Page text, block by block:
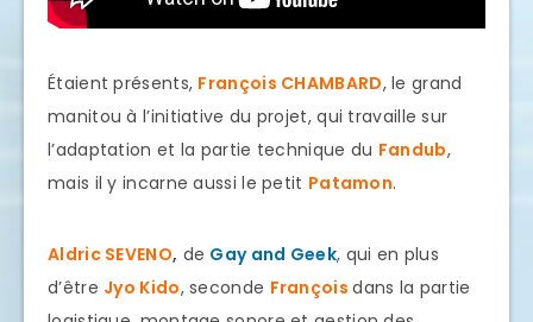
Étaient présents, François CHAMBARD, le grand
manitou à l’initiative du projet, qui travaille sur
l’adaptation et la partie technique du Fandub,
mais il y incarne aussi le petit Patamon.
Aldric SEVENO, de Gay and Geek, qui en plus
d’être Jyo Kido, seconde Françoisdans la partie